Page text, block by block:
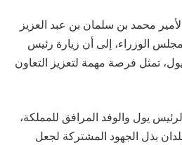
محمد بن سلمان بن عبد العزيز
الوزراء، إلى أن زيارة رئيس
تمثل فرصة مهمة لتعزيز التعاون
يول والوفد المرافق للمملكة،
بذل الجهود المشتركة لجعل